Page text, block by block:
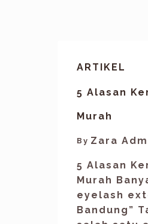
ARTIKEL
5 Alasan
Murah
By Zara
5 Alasan
Murah
eyelash
Bandung”